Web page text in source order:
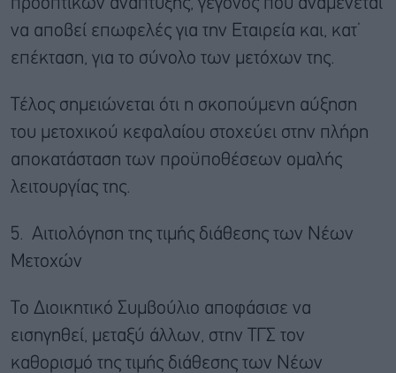
προοπτικών ανάπτυξης, γεγονός που αναμένεται
να αποβεί επωφελές για την Εταιρεία και, κατ’
επέκταση, για το σύνολο των μετόχων της.
Τέλος σημειώνεται ότι η σκοπούμενη αύξηση
του μετοχικού κεφαλαίου στοχεύει στην πλήρη
αποκατάσταση των προϋποθέσεων ομαλής
λειτουργίας της.
5. Αιτιολόγηση της τιμής διάθεσης των Νέων
Μετοχών
Το Διοικητικό Συμβούλιο αποφάσισε να
εισηγηθεί, μεταξύ άλλων, στην ΤΓΣ τον
καθορισμό της τιμής διάθεσης των Νέων